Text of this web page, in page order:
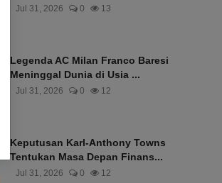
Jul 31, 2026 0 13
Legenda AC Milan Franco Baresi
Meninggal Dunia di Usia ...
Jul 31, 2026 0 12
Keputusan Karl-Anthony Towns
Tentukan Masa Depan Finans...
Jul 31, 2026 0 12